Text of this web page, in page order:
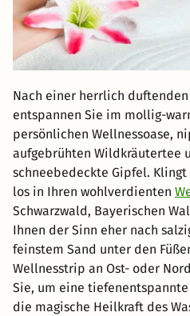
Nach einer herrlich duftenden
entspannen Sie im mollig-
persönlichen Wellnessoase,
aufgebrühten Wildkräutertee
schneebedeckte Gipfel.
los in Ihren wohlverdienten
Schwarzwald, Bayerischen
Ihnen der Sinn eher nach
feinstem Sand unter den
Wellnesstrip an Ost- oder
Sie, um eine
die magische Heilkraft des